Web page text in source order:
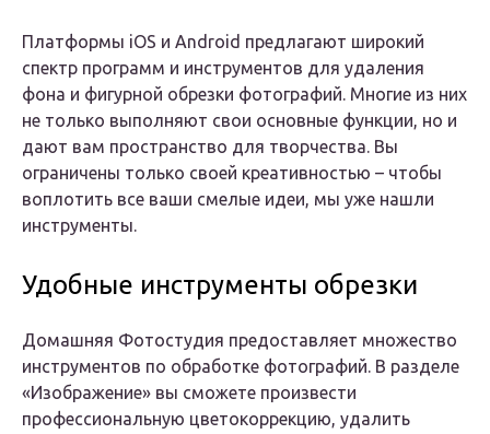
Платформы iOS и Android предлагают широкий
спектр программ и инструментов для удаления
фона и фигурной обрезки фотографий. Многие из них
не только выполняют свои основные функции, но и
дают вам пространство для творчества. Вы
ограничены только своей креативностью – чтобы
воплотить все ваши смелые идеи, мы уже нашли
инструменты.
Удобные инструменты обрезки
Домашняя Фотостудия предоставляет множество
инструментов по обработке фотографий. В разделе
«Изображение» вы сможете произвести
профессиональную цветокоррекцию, удалить